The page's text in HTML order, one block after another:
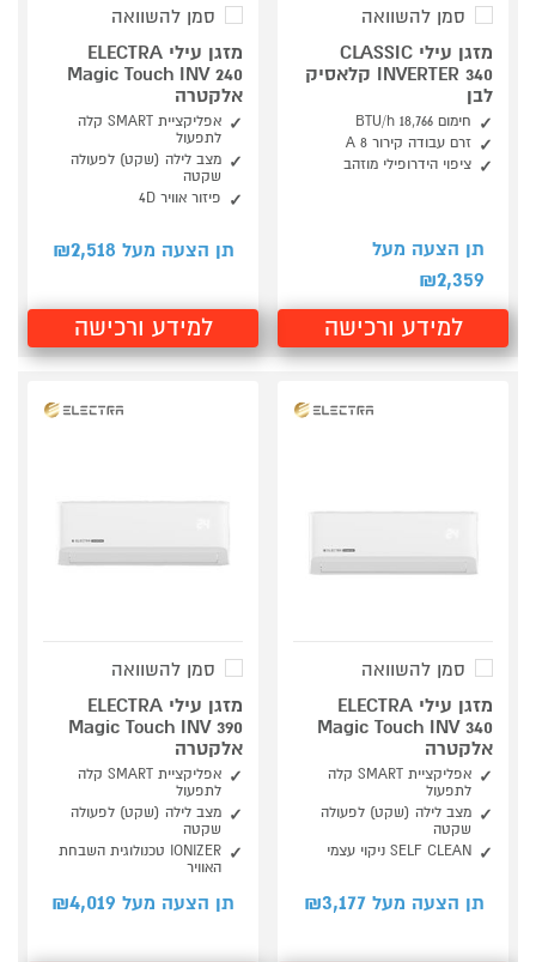
סמן להשוואה
מזגן עילי CLASSIC
INVERTER 340 קלאסיק
לבן
חימום 18,766 BTU/h
זרם עבודה קירור 8 A
ציפוי הידרופילי מוזהב
תן הצעה מעל
₪2,359
למידע ורכישה
סמן להשוואה
מזגן עילי ELECTRA
Magic Touch INV 240
אלקטרה
אפליקציית SMART קלה
לתפעול
מצב לילה (שקט) לפעולה
שקטה
פיזור אוויר 4D
תן הצעה מעל ₪ 2,518
למידע ורכישה
סמן להשוואה
מזגן עילי ELECTRA
Magic Touch INV 340
אלקטרה
אפליקציית SMART קלה
לתפעול
מצב לילה (שקט) לפעולה
שקטה
SELF CLEAN ניקוי עצמי
תן הצעה מעל ₪ 3,177
סמן להשוואה
מזגן עילי ELECTRA
Magic Touch INV 390
אלקטרה
אפליקציית SMART קלה
לתפעול
מצב לילה (שקט) לפעולה
שקטה
IONIZER טכנולוגית השבחת
האוויר
תן הצעה מעל ₪ 4,019